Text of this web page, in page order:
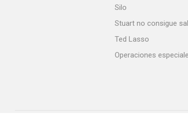
Silo
Ted Lasso